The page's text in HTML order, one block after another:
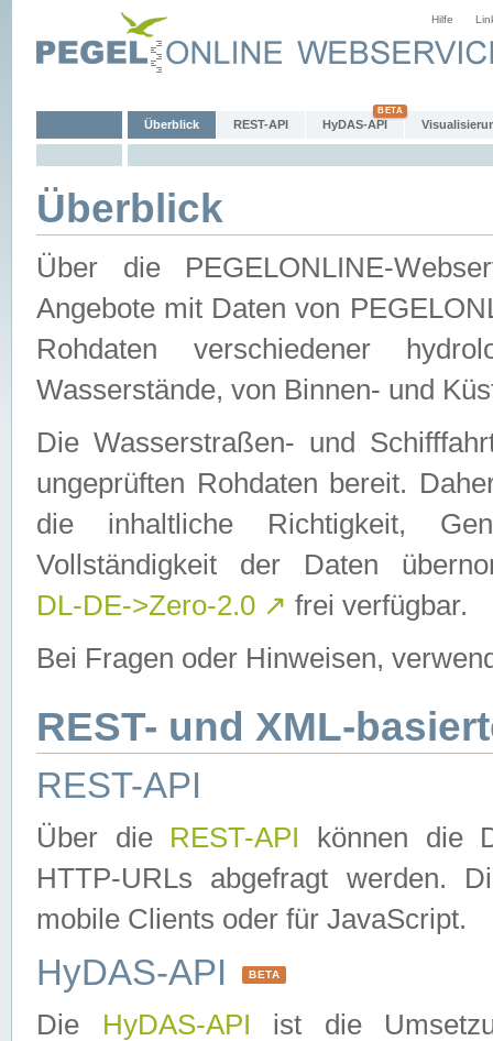
Hilfe
Überblick REST-API HyDAS-API
Überblick
Über die PEGELONLINE-
Angebote mit Daten von
Rohdaten verschiedener
Wasserstände, von Binnen- und
Die Wasserstraßen- und
ungeprüften Rohdaten bereit.
die inhaltliche Richtigkeit,
Vollständigkeit der Daten
DL-DE->Zero-2.0 ↗ frei verfügbar.
Bei Fragen oder Hinweisen,
REST- und XML-
REST-API
Über die REST-API können die
HTTP-URLs abgefragt werden.
mobile Clients oder für JavaScript.
HyDAS-API BETA
Die HyDAS-API ist die